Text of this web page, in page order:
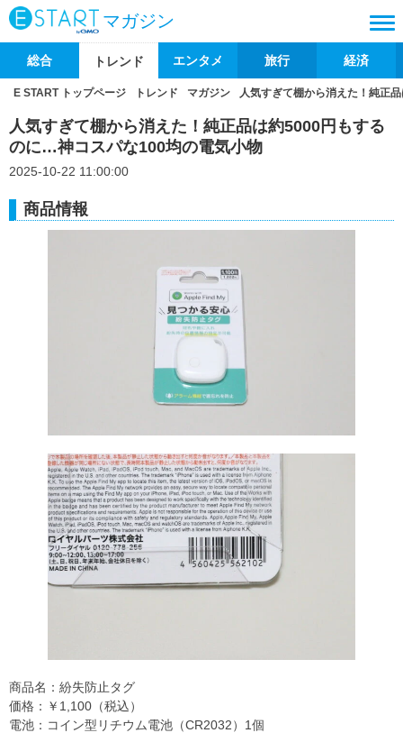
マガジン
総合 トレンド エンタメ 旅行 経済
E START トップページ トレンド マガジン 人気すぎて棚から消えた！純正
人気すぎて棚から消えた！純正品は約5000円もする
のに…神コスパな100均の電気小物
2025-10-22 11:00:00
商品情報
商品名：紛失防止タグ
価格：￥1,100（税込）
電池：コイン型リチウム電池（CR2032）1個